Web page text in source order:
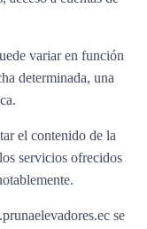
G
N
variar en función
determinada, una
el contenido de la
servicios ofrecidos
se